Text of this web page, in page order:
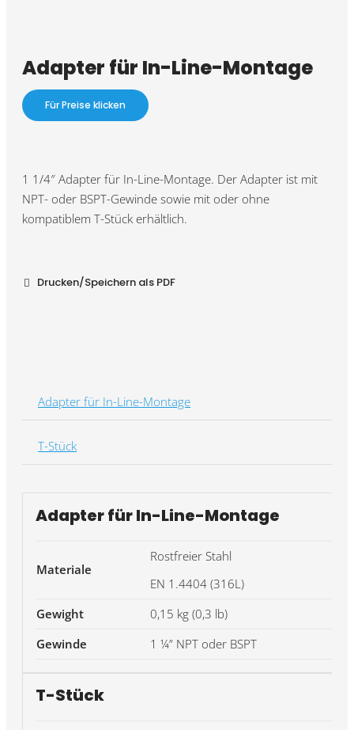
Adapter für In-Line-Montage
Für Preise klicken
1 1/4″ Adapter für In-Line-Montage. Der Adapter ist mit
NPT- oder BSPT-Gewinde sowie mit oder ohne
kompatiblem T-Stück erhältlich.
Drucken/Speichern als PDF
Adapter für In-Line-Montage
T-Stück
Adapter für In-Line-Montage
Materiale
Rostfreier Stahl
EN 1.4404 (316L)
Gewight
0,15 kg (0,3 lb)
Gewinde
1 ¼” NPT oder BSPT
T-Stück